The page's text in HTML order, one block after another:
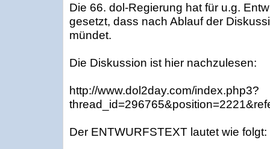
Die 66. dol-Regierung hat für u.g.
gesetzt, dass nach Ablauf der
mündet.
Die Diskussion ist hier nachzulesen:
http://www.dol2day.com/index.php3?
Der ENTWURFSTEXT lautet wie folgt: